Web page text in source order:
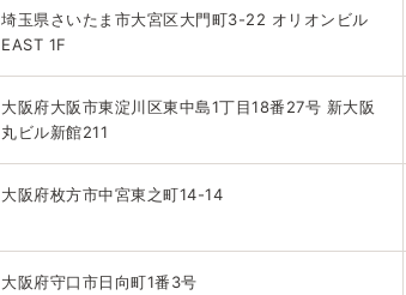
埼玉県さいたま市大宮区大門町3-22 オリオンビル
EAST 1F
大阪府大阪市東淀川区東中島1丁目18番27号 新大阪
丸ビル新館211
大阪府枚方市中宮東之町14-14
大阪府守口市日向町1番3号